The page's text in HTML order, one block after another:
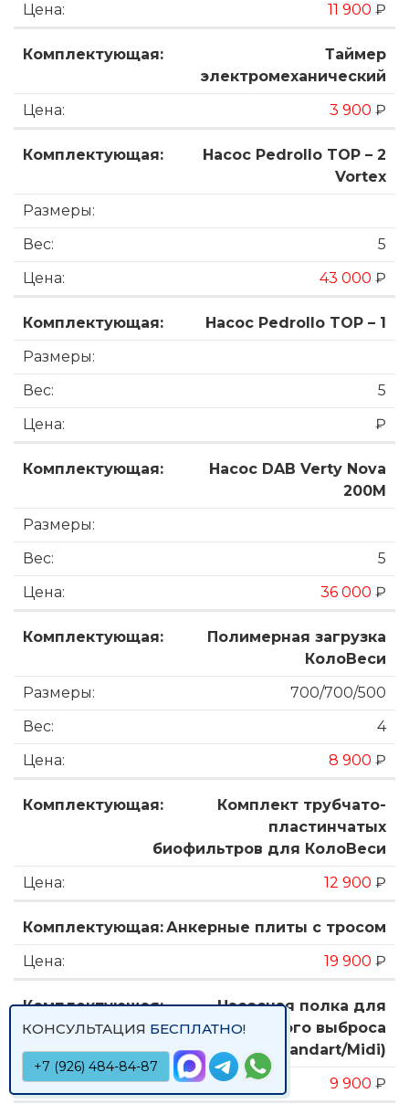
11 900 ₽
Таймер
электромеханический
3 900 ₽
Насос Pedrollo TOP – 2
Vortex
5
43 000 ₽
Насос Pedrollo TOP – 1
5
₽
Насос DAB Verty Nova
200M
5
36 000 ₽
Полимерная загрузка
КолоВеси
700/700/500
4
8 900 ₽
Комплект трубчато-
пластинчатых
биофильтров для КолоВеси
12 900 ₽
Анкерные плиты с тросом
19 900 ₽
Насосная полка для
принудительного выброса
(Standart/Midi)
9 900 ₽
КОНСУЛЬТАЦИЯ БЕСПЛАТНО!
+7 (926) 484-84-87